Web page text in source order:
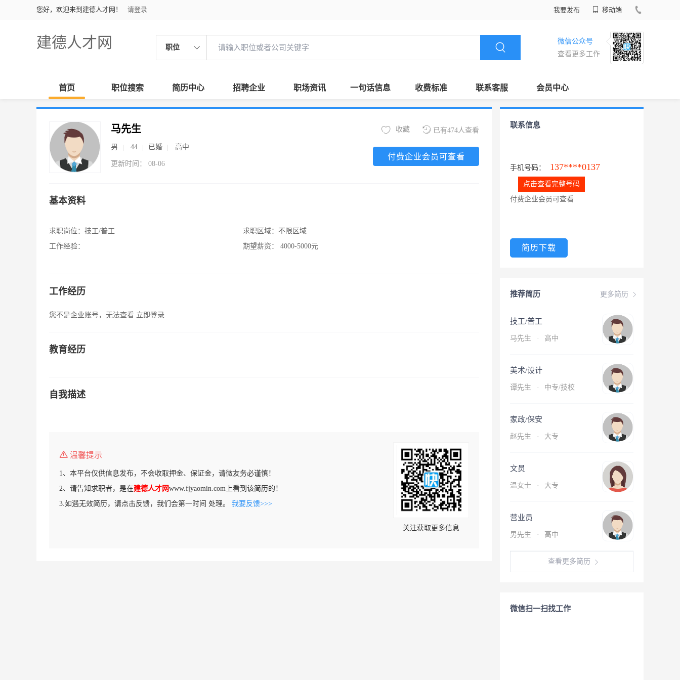
您好，欢迎来到建德人才网！ 请登录 我要发布 移动端
建德人才网 职位
微信公众号
查看更多工作
首页 职位搜索 简历中心 招聘企业 职场资讯 一句话信息 收费标准 联系客服 会员中心
马先生
男 44 已婚 高中
更新时间： 08-06
已有474人查看
收藏
付费企业会员可查看
基本资料
求职岗位： 技工/普工
工作经验：
求职区域： 不限区域
期望薪资：
4000-5000元
工作经历
您不是企业账号，无法查看 立即登录
教育经历
自我描述
温馨提示
1、本平台仅供信息发布，不会收取押金、保证金，请微友务必谨慎！
2、请告知求职者，是在建德人才网www.fjyaomin.com上看到该简历的！
3.如遇无效简历，请点击反馈，我们会第一时间 处理。 我要反馈>>>
关注获取更多信息
联系信息
手机号码： 137****0137
点击查看完整号码
付费企业会员可查看
简历下载
更多简历
推荐简历
技工/普工
马先生 · 高中
美术/设计
谭先生 · 中专/技校
家政/保安
赵先生 · 大专
文员
温女士 · 大专
营业员
男先生 · 高中
查看更多简历
微信扫一扫找工作